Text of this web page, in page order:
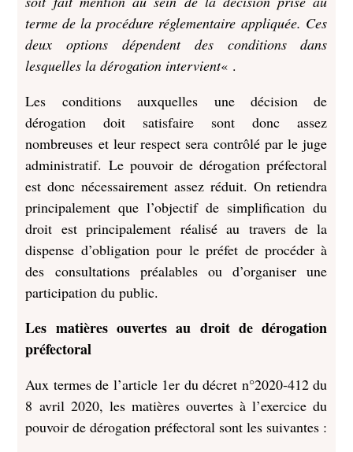
terme de la procédure réglementaire appliquée. Ces
deux options dépendent des conditions dans
lesquelles la dérogation intervient« .
Les conditions auxquelles une décision de
dérogation doit satisfaire sont donc assez
nombreuses et leur respect sera contrôlé par le juge
administratif. Le pouvoir de dérogation préfectoral
est donc nécessairement assez réduit. On retiendra
principalement que l’objectif de simplification du
droit est principalement réalisé au travers de la
dispense d’obligation pour le préfet de procéder à
des consultations préalables ou d’organiser une
participation du public.
Les matières ouvertes au droit de dérogation
préfectoral
Aux termes de l’article 1er du décret n°2020-412 du
8 avril 2020, les matières ouvertes à l’exercice du
pouvoir de dérogation préfectoral sont les suivantes :